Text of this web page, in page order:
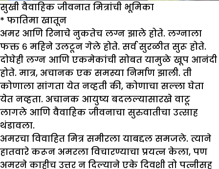
सुखी वैवाहिक जीवनात मित्रांची भूमिका
* फातिमा खातून
अमर आणि रिनाचे नुकतेच लग्न झाले होते. लग्नाला
फक्त ६ महिने उलटून गेले होते. सर्व सुरळीत सुरू होते.
दोघेही लग्न आणि एकमेकांची सोबत यामुळे खूप आनंदी
होते. मात्र, अचानक एक समस्या निर्माण झाली. ती
कोणाला सांगता येत नव्हती की, कोणाचा सल्ला घेता
येत नव्हता. अचानक आयुष्य बदलल्यासारखे वाटू
लागले आणि वैवाहिक जीवनाचा सुरुवातीचा उत्साह
थंडावला.
अमरचा विवाहित मित्र समीरला याबद्दल समजले. त्याने
हातवारे करून अमरला विचारण्याचा प्रयत्न केला, पण
अमरने काहीच उत्तर न दिल्याने एके दिवशी तो पत्नीसह